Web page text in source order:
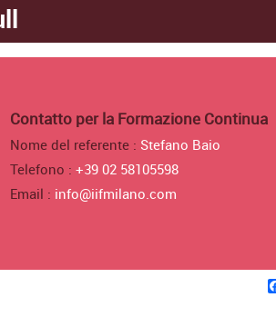
Contatto per la Formazione Continua
Nome del referente : Stefano Baio
Telefono : +39 02 58105598
Email : info@iifmilano.com